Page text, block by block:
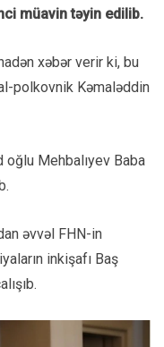
müavin təyin edilib.
xəbər verir ki, bu
polkovnik Kəmaləddin
Mehbalıyev Baba
əvvəl FHN-in
inkişafı Baş